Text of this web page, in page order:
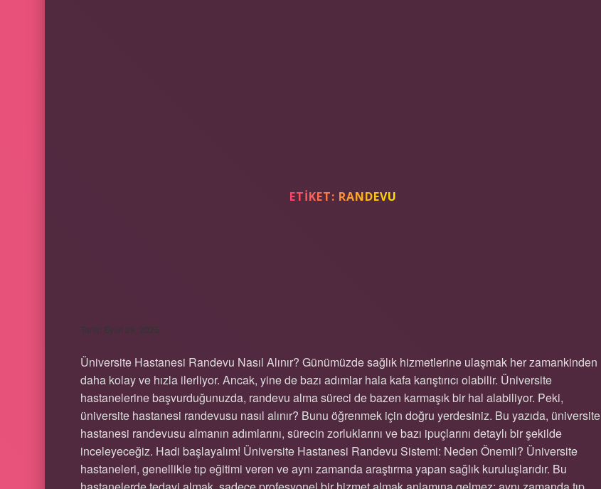
ETIKET: RANDEVU
Tarih: Eylül 29, 2025
Üniversite Hastanesi Randevu Nasıl Alınır? Günümüzde sağlık hizmetlerine ulaşmak her zamankinden
daha kolay ve hızla ilerliyor. Ancak, yine de bazı adımlar hala kafa karıştırıcı olabilir. Üniversite
hastanelerine başvurduğunuzda, randevu alma süreci de bazen karmaşık bir hal alabiliyor. Peki,
üniversite hastanesi randevusu nasıl alınır? Bunu öğrenmek için doğru yerdesiniz. Bu yazıda, üniversite
hastanesi randevusu almanın adımlarını, sürecin zorluklarını ve bazı ipuçlarını detaylı bir şekilde
inceleyeceğiz. Hadi başlayalım! Üniversite Hastanesi Randevu Sistemi: Neden Önemli? Üniversite
hastaneleri, genellikle tıp eğitimi veren ve aynı zamanda araştırma yapan sağlık kuruluşlarıdır. Bu